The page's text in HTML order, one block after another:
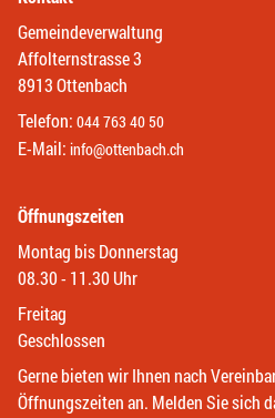
Gemeindeverwaltung
Affolternstrasse 3
8913 Ottenbach
Telefon: 044 763 40 50
E-Mail: info@ottenbach.ch
Öffnungszeiten
Montag bis Donnerstag
08.30 - 11.30 Uhr
Freitag
Geschlossen
Gerne bieten wir Ihnen nach
Öffnungszeiten an. Melden Sie sich